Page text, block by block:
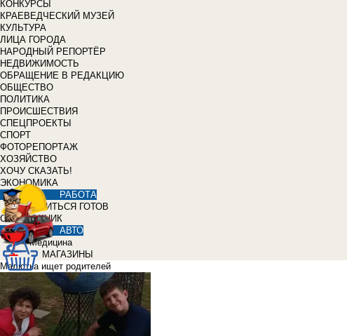
КОНКУРСЫ
КРАЕВЕДЧЕСКИЙ МУЗЕЙ
КУЛЬТУРА
ЛИЦА ГОРОДА
НАРОДНЫЙ РЕПОРТЁР
НЕДВИЖИМОСТЬ
ОБРАЩЕНИЕ В РЕДАКЦИЮ
ОБЩЕСТВО
ПОЛИТИКА
ПРОИСШЕСТВИЯ
СПЕЦПРОЕКТЫ
СПОРТ
ФОТОРЕПОРТАЖ
ХОЗЯЙСТВО
ХОЧУ СКАЗАТЬ!
ЭКОНОМИКА
РАБОТА
УЧИТЬСЯ ГОТОВ
СПРАВОЧНИК
АВТО
Медицина
МАГАЗИНЫ
Малютка ищет родителей